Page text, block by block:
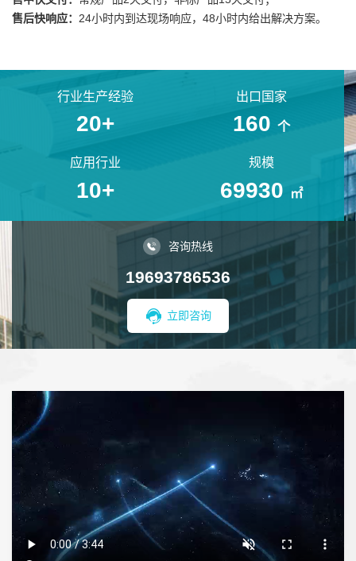
售后快响应： 24小时内到达现场响应，48小时内给出解决方案。
行业生产经验
20+
出口国家
160 个
应用行业
10+
规模
69930 ㎡
咨询热线
19693786536
立即咨询